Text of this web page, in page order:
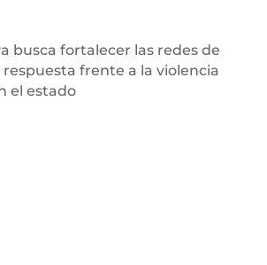
busca fortalecer las redes de
frente a la violencia
el estado